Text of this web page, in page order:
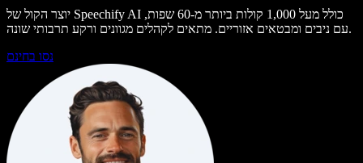
יוצר הקול של Speechify AI כולל מעל 1,000 קולות ביותר מ-60 שפות,
עם ניבים ומבטאים אזוריים. מתאים לקהלים מגוונים ורקע תרבותי שונה.
נסו בחינם